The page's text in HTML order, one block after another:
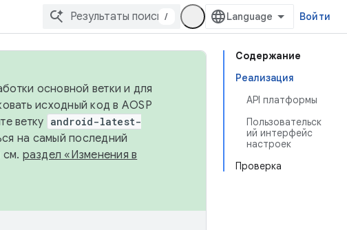
/ Войти
Содержание
Реализация
API платформы
Пользовательск
ий интерфейс
настроек
Проверка
основной ветки и для
исходный код в AOSP
ветку android-latest-
на самый последний
см. раздел «Изменения в